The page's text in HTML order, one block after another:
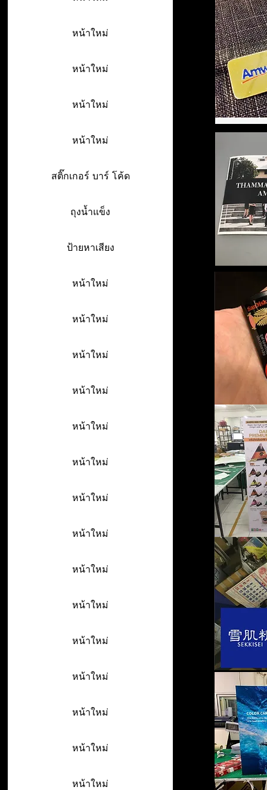
หน้าใหม่
หน้าใหม่
หน้าใหม่
หน้าใหม่
สติ๊กเกอร์ บาร์ โค้ด
ถุงน้ำแข็ง
ป้ายหาเสียง
หน้าใหม่
หน้าใหม่
หน้าใหม่
หน้าใหม่
หน้าใหม่
หน้าใหม่
หน้าใหม่
หน้าใหม่
หน้าใหม่
หน้าใหม่
หน้าใหม่
หน้าใหม่
หน้าใหม่
หน้าใหม่
หน้าใหม่